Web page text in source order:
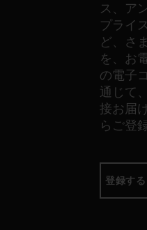
ス、ア
プライ
ど、さ
を、お
の電子
通じて
接お届
らご登
登録する